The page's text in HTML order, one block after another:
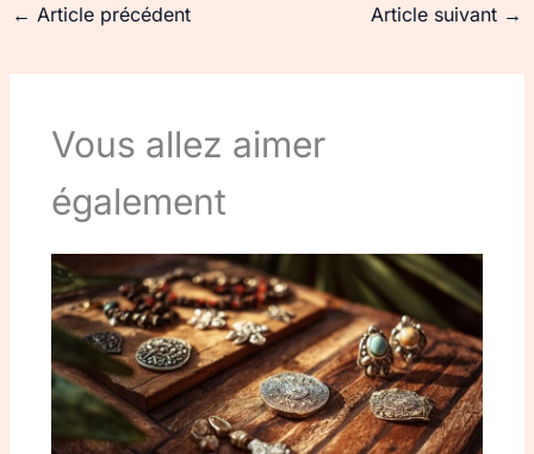
← Article précédent Article suivant →
Vous allez aimer
également